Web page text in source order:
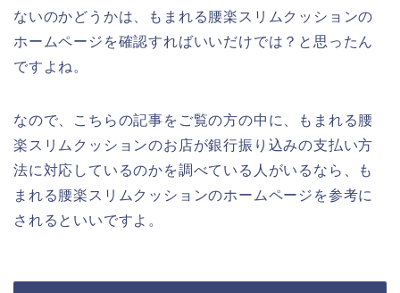
ないのかどうかは、もまれる腰楽スリムクッションの
ホームページを確認すればいいだけでは？と思ったん
ですよね。
なので、こちらの記事をご覧の方の中に、もまれる腰
楽スリムクッションのお店が銀行振り込みの支払い方
法に対応しているのかを調べている人がいるなら、も
まれる腰楽スリムクッションのホームページを参考に
されるといいですよ。